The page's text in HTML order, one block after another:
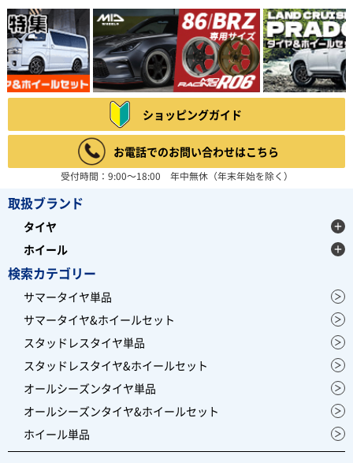
ショッピングガイド
お電話でのお問い合わせはこちら
受付時間：9:00～18:00 年中無休（年末年始を除く）
取扱ブランド
タイヤ
ホイール
検索カテゴリー
サマータイヤ単品
サマータイヤ&ホイールセット
スタッドレスタイヤ単品
スタッドレスタイヤ&ホイールセット
オールシーズンタイヤ単品
オールシーズンタイヤ&ホイールセット
ホイール単品